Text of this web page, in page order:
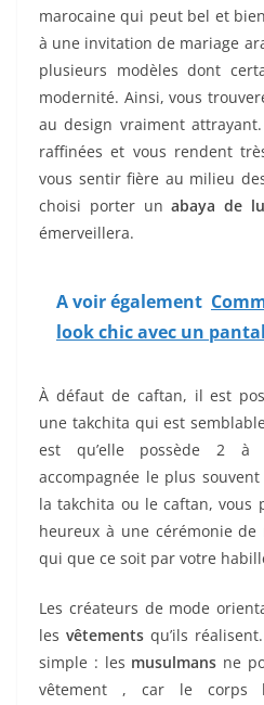
marocaine qui peut bel et
à une invitation de mariage
plusieurs modèles dont
modernité. Ainsi, vous
au design vraiment
raffinées et vous rendent
vous sentir fière au milieu
choisi porter unabaya de
émerveillera.
A voir également
look chic avec un
À défaut de caftan, il est
une takchita qui est
est qu’elle possède 2
accompagnée le plus
la takchita ou le caftan, vous
heureux à une cérémonie
qui que ce soit par votre
Les créateurs de mode
les vêtements qu’ils
simple : les musulmans ne
vêtement , car le corps